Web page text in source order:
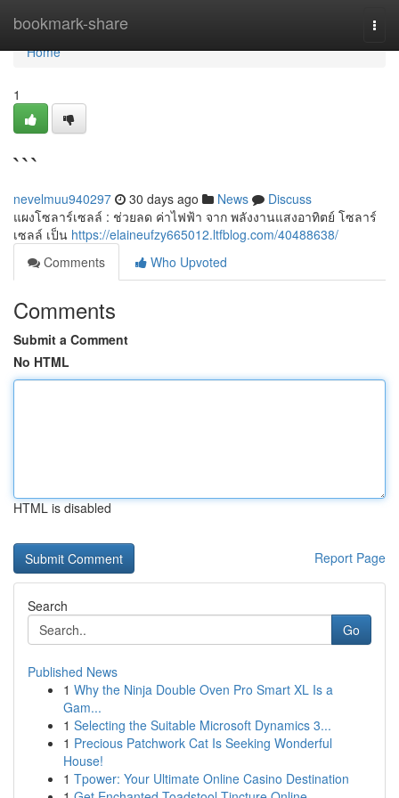
bookmark-share
Home
Home
1
```
nevelmuu940297 30 days ago News
Discuss
แผงโซลาร์เซลล์ : ช่วยลด ค่าไฟฟ้า จาก พลังงานแสงอาทิตย์ โซลาร์
เซลล์ เป็น https://elaineufzy665012.ltfblog.com/40488638/
Comments
Who Upvoted
Comments
Submit a Comment
No HTML
HTML is disabled
Report Page
Search
Go
Published News
1 Why the Ninja Double Oven Pro Smart XL Is a
Gam...
1 Selecting the Suitable Microsoft Dynamics 3...
1 Precious Patchwork Cat Is Seeking Wonderful
House!
1 Tpower: Your Ultimate Online Casino Destination